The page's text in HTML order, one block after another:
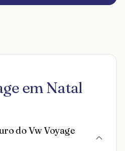
em Natal
do Vw Voyage